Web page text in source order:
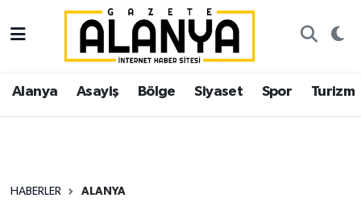
Alanya Asayiş Bölge Siyaset Spor Turizm
HABERLER ALANYA
Alanya
Asayiş
Siyaset
İstanbul Nöbetçi Eczaneler
İstanbul Hava Durumu
Süper Lig Puan Durumu ve Fikstür